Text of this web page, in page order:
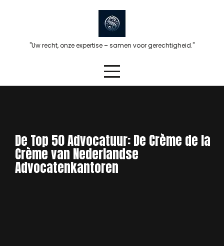
"Uw recht, onze expertise – samen voor gerechtigheid."
De Top 50 Advocatuur: De Crème de la
Crème van Nederlandse
Advocatenkantoren